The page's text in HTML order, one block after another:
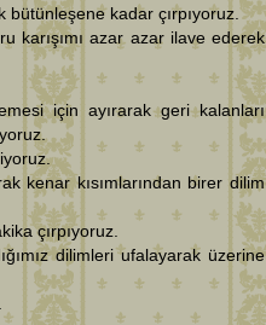
bütünleşene kadar çırpıyoruz.
karışımı azar azar ilave ederek
için ayırarak geri kalanları
kenar kısımlarından birer dilim
çırpıyoruz.
dilimleri ufalayarak üzerine